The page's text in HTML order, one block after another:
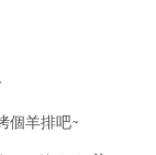
個羊排吧~